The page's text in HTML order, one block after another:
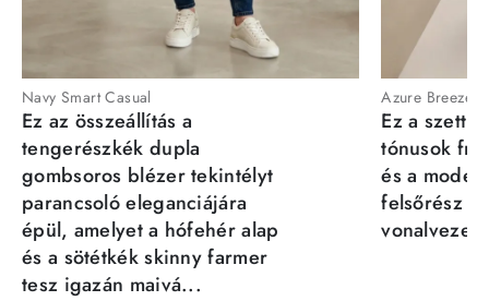
Navy Smart Casual
Ez az összeállítás a
tengerészkék dupla
gombsoros blézer tekintélyt
parancsoló eleganciájára
épül, amelyet a hófehér alap
és a sötétkék skinny farmer
tesz igazán maivá...
Azure Breeze
Ez a szett
tónusok
és a
felsőrész